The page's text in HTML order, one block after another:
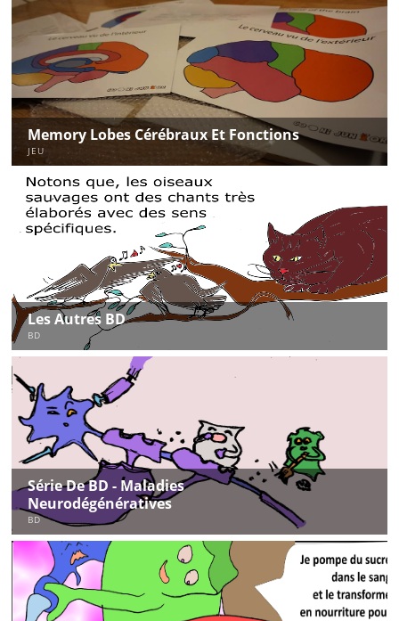
Memory Lobes Cérébraux Et Fonctions
JEU
Les Autres BD
BD
Série De BD - Maladies
Neurodégénératives
BD